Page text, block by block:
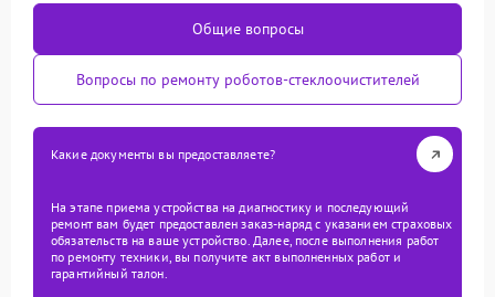
Общие вопросы
Вопросы по ремонту роботов-стеклоочистителей
Какие документы вы предоставляете?
На этапе приема устройства на диагностику и последующий
ремонт вам будет предоставлен заказ-наряд с указанием страховых
обязательств на ваше устройство. Далее, после выполнения работ
по ремонту техники, вы получите акт выполненных работ и
гарантийный талон.